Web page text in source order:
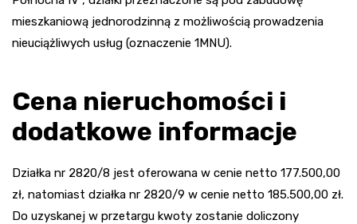
mieszkaniową jednorodzinną z możliwością prowadzenia
nieuciążliwych usług (oznaczenie 1MNU).
Cena nieruchomości i
dodatkowe informacje
Działka nr 2820/8 jest oferowana w cenie netto 177.500,00
zł, natomiast działka nr 2820/9 w cenie netto 185.500,00 zł.
Do uzyskanej w przetargu kwoty zostanie doliczony